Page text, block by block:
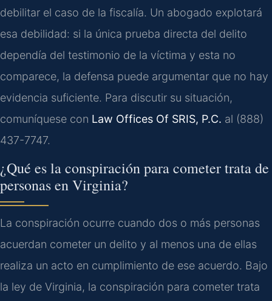
debilitar el caso de la fiscalía. Un abogado explotará
esa debilidad: si la única prueba directa del delito
dependía del testimonio de la víctima y esta no
comparece, la defensa puede argumentar que no hay
evidencia suficiente. Para discutir su situación,
comuníquese con Law Offices Of SRIS, P.C. al (888)
437-7747.
¿Qué es la conspiración para cometer trata de
personas en Virginia?
La conspiración ocurre cuando dos o más personas
acuerdan cometer un delito y al menos una de ellas
realiza un acto en cumplimiento de ese acuerdo. Bajo
la ley de Virginia, la conspiración para cometer trata